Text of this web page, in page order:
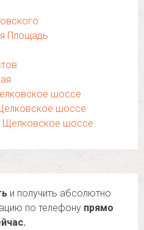
Площадь
шоссе
шоссе
Щелковское шоссе
и получить абсолютно
по телефону прямо